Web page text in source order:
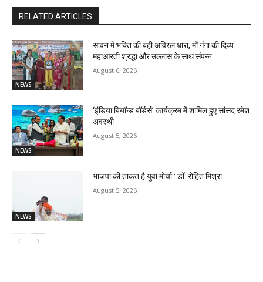
RELATED ARTICLES
NEWS
सावन में भक्ति की बही अविरल धारा, माँ गंगा की दिव्य
महाआरती श्रद्धा और उल्लास के साथ संपन्न
August 6, 2026
NEWS
‘इंडिया बियॉन्ड बॉर्डर्स’ कार्यक्रम में शामिल हुए सांसद रमेश
अवस्थी
August 5, 2026
NEWS
भाजपा की ताकत है युवा मोर्चा : डॉ. रोहित मिश्रा
August 5, 2026